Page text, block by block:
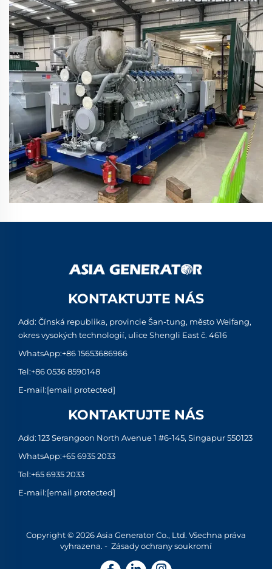
KONTAKTUJTE NÁS
Add: Čínská republika, provincie Šan-tung, město Weifang,
okres vysokých technologií, ulice Shengli East č. 4616
WhatsApp:+86 15653686966
Tel:+86 0536 8590148
E-mail:[email protected]
KONTAKTUJTE NÁS
Add: 123 Serangoon North Avenue 1 #6-145, Singapur 550123
WhatsApp:+65 6935 2033
Tel:+65 6935 2033
E-mail:[email protected]
Copyright © 2026 Asia Generator Co., Ltd. Všechna práva
vyhrazena. - Zásady ochrany soukromí